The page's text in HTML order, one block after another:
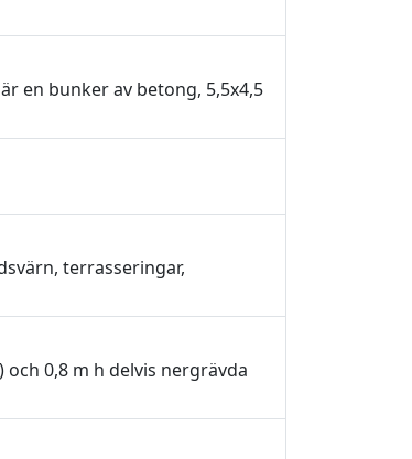
en bunker av betong, 5,5x4,5
terrasseringar,
0,8 m h delvis nergrävda